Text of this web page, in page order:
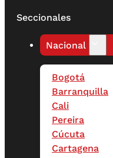
Seccionales
Nacional
Bogotá
Barranquilla
Cali
Pereira
Cúcuta
Cartagena